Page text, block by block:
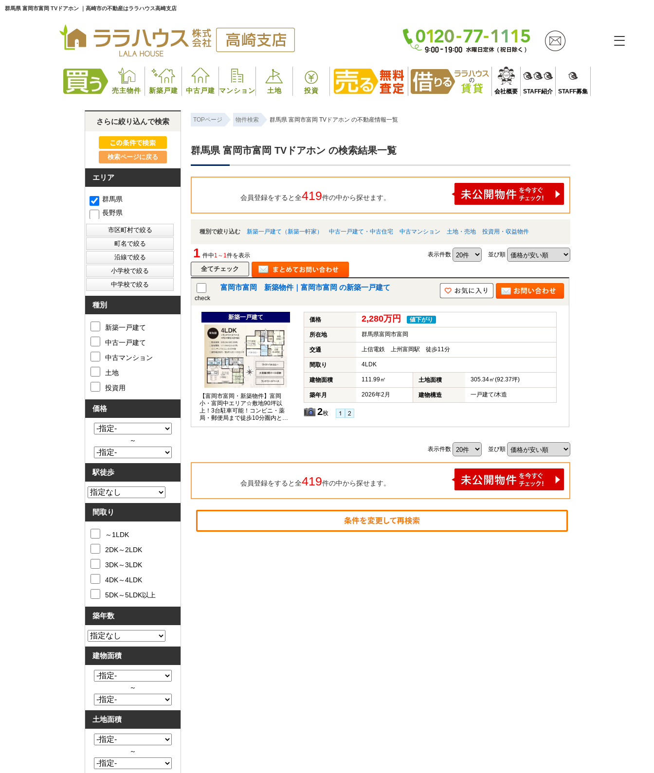
群馬県 富岡市富岡 TVドアホン ｜高崎市の不動産はララハウス高崎支店
売主物件 新築戸建 中古戸建 マンション 土地 投資 会社概要 STAFF紹介 STAFF募集
TOPページ 物件検索 群馬県 富岡市富岡 TVドアホン の不動産情報一覧
群馬県 富岡市富岡 TVドアホン の検索結果一覧
会員登録をすると全419件の中から探せます。
種別で絞り込む 新築一戸建て（新築一軒家） 中古一戸建て・中古住宅 中古マンション 土地・売地 投資用・収益物件
1 件中1～1件を表示 表示件数 並び順
check
富岡市富岡 新築物件｜富岡市富岡 の新築一戸建て
新築一戸建て
【富岡市富岡・新築物件】富岡
小・富岡中エリア☆敷地90坪以
上！3台駐車可能！コンビニ・薬
局・郵便局まで徒歩10分圏内と便
利な立地♪収納充実の4LDK☆
価格 2,280万円 値下がり
所在地 群馬県富岡市富岡
交通 上信電鉄 上州富岡駅 徒歩11分
間取り 4LDK
建物面積 111.99㎡ 土地面積 305.34㎡(92.37坪)
築年月 2026年2月 建物構造 一戸建て/木造
2枚
表示件数 並び順
会員登録をすると全419件の中から探せます。
さらに絞り込んで検索
検索ページに戻る
エリア
群馬県
長野県
種別
新築一戸建て
中古一戸建て
中古マンション
土地
投資用
価格
～
駅徒歩
間取り
～1LDK
2DK～2LDK
3DK～3LDK
4DK～4LDK
5DK～5LDK以上
築年数
建物面積
～
土地面積
～